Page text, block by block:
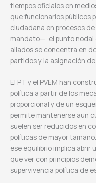
tiempos oficiales en
que funcionarios públicos
ciudadana en procesos
mandato—, el punto nodal
aliados se concentra en
partidos y la asignación
El PT y el PVEM han
política a partir de los
proporcional y de un
permite mantenerse aun
suelen ser reducidos en
políticas de mayor
ese equilibrio implica abrir
que ver con principios
supervivencia política de